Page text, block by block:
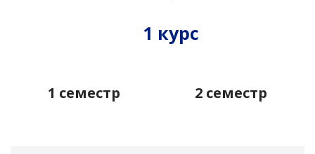
1 курс
1 семестр 2 семестр